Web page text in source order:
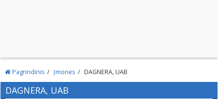
Pagrindinis Įmonės DAGNERA, UAB
DAGNERA, UAB